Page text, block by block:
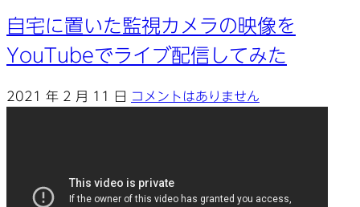
自宅に置いた監視カメラの映像を
YouTubeでライブ配信してみた
2021 年 2 月 11 日 コメントはありません